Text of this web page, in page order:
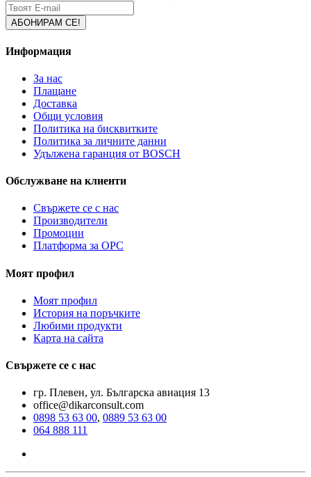
Информация
За нас
Плащане
Доставка
Общи условия
Политика на бисквитките
Политика за личните данни
Удължена гаранция от BOSCH
Обслужване на клиенти
Свържете се с нас
Производители
Промоции
Платформа за ОРС
Моят профил
Моят профил
История на поръчките
Любими продукти
Карта на сайта
Свържете се с нас
гр. Плевен, ул. Българска авиация 13
office@dikarconsult.com
0898 53 63 00, 0889 53 63 00
064 888 111